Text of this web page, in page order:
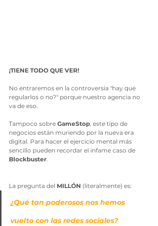
¡TIENE TODO QUE VER!
No entraremos en la controversia "hay que
regularlos o no?" porque nuestro agencia no
va de eso.
Tampoco sobre GameStop, este tipo de
negocios están muriendo por la nueva era
digital. Para hacer el ejercicio mental más
sencillo pueden recordar el infame caso de
Blockbuster.
La pregunta del MILLÓN (literalmente) es:
¿Qué tan poderosos nos hemos
vuelto con las redes sociales?